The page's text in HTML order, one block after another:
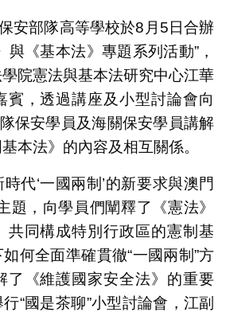
安部隊高等學校於8月5日合辦
與《基本法》專題系列活動”，
院憲法與基本法研究中心江華
賓，透過講座及小型討論會向
保安學員及海關保安學員講解
本法》的內容及相互關係。
代‘一國兩制’的新要求與澳門
題，向學員們闡釋了《憲法》
共同構成特別行政區的憲制基
何全面準確貫徹“一國兩制”方
了《維護國家安全法》的重要
“國是茶聊”小型討論會，江副